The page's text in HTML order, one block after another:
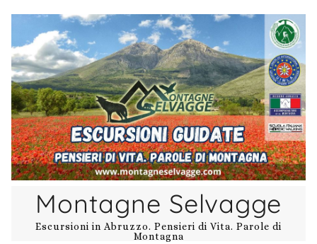
contenuto
Montagne Selvagge
Escursioni in Abruzzo. Pensieri di Vita. Parole di
Montagna